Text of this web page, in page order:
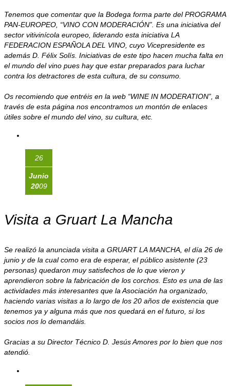
Tenemos que comentar que la Bodega forma parte del PROGRAMA
PAN-EUROPEO, “VINO CON MODERACIÓN”. Es una iniciativa del
sector vitivinícola europeo, liderando esta iniciativa LA
FEDERACION ESPAÑOLA DEL VINO, cuyo Vicepresidente es
además D. Félix Solís. Iniciativas de este tipo hacen mucha falta en
el mundo del vino pues hay que estar preparados para luchar
contra los detractores de esta cultura, de su consumo.
Os recomiendo que entréis en la web “WINE IN MODERATION”, a
través de esta página nos encontramos un montón de enlaces
útiles sobre el mundo del vino, su cultura, etc.
26
Junio
2009
Visita a Gruart La Mancha
Se realizó la anunciada visita a GRUART LA MANCHA, el día 26 de
junio y de la cual como era de esperar, el público asistente (23
personas) quedaron muy satisfechos de lo que vieron y
aprendieron sobre la fabricación de los corchos. Esto es una de las
actividades más interesantes que la Asociación ha organizado,
haciendo varias visitas a lo largo de los 20 años de existencia que
tenemos ya y alguna más que nos quedará en el futuro, si los
socios nos lo demandáis.
Gracias a su Director Técnico D. Jesús Amores por lo bien que nos
atendió.